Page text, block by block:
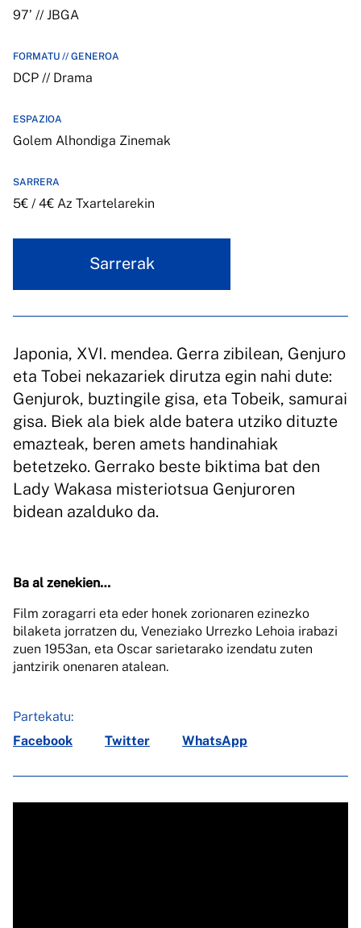
97’ // JBGA
FORMATU // GENEROA
DCP // Drama
ESPAZIOA
Golem Alhondiga Zinemak
SARRERA
5€ / 4€ Az Txartelarekin
Sarrerak
Japonia, XVI. mendea. Gerra zibilean, Genjuro
eta Tobei nekazariek dirutza egin nahi dute:
Genjurok, buztingile gisa, eta Tobeik, samurai
gisa. Biek ala biek alde batera utziko dituzte
emazteak, beren amets handinahiak
betetzeko. Gerrako beste biktima bat den
Lady Wakasa misteriotsua Genjuroren
bidean azalduko da.
Ba al zenekien…
Film zoragarri eta eder honek zorionaren ezinezko
bilaketa jorratzen du, Veneziako Urrezko Lehoia irabazi
zuen 1953an, eta Oscar sarietarako izendatu zuten
jantzirik onenaren atalean.
Partekatu:
Facebook
Twitter WhatsApp